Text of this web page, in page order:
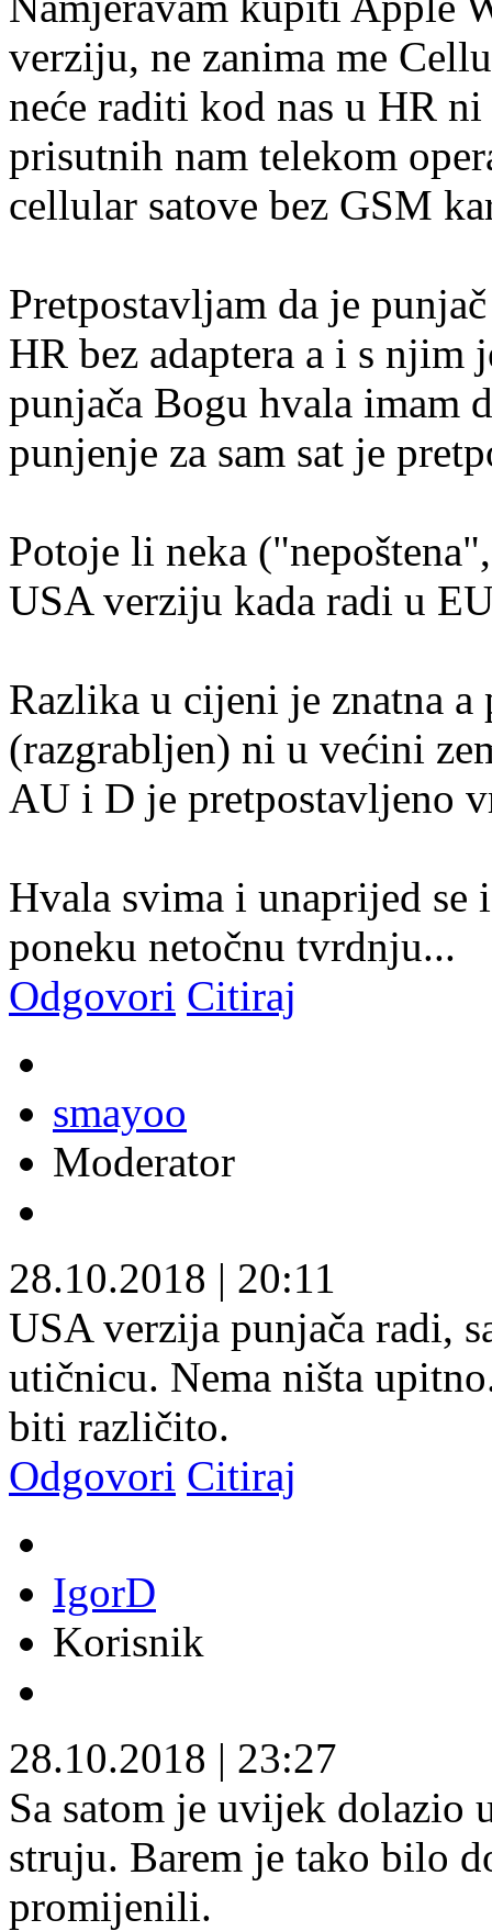
verziju, ne zanima me
neće raditi kod nas u HR
prisutnih nam telekom
cellular satove bez GSM
Pretpostavljam da je
HR bez adaptera a i s
punjača Bogu hvala imam
punjenje za sam sat je
Potoje li neka
USA verziju kada radi u
Razlika u cijeni je znatna
(razgrabljen) ni u većini
AU i D je pretpostavljeno
Hvala svima i unaprijed
poneku netočnu tvrdnju...
Odgovori Citiraj
smayoo
Moderator
28.10.2018 | 20:11
USA verzija punjača radi,
utičnicu. Nema ništa
biti različito.
Odgovori Citiraj
IgorD
Korisnik
28.10.2018 | 23:27
Sa satom je uvijek dolazio
struju. Barem je tako bilo
promijenili.